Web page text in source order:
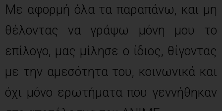
Με αφορμή όλα τα παραπάνω, και μη
θέλοντας να γράψω μόνη μου το
επίλογο, μας μίλησε ο ίδιος, θίγοντας
με την αμεσότητα του, κοινωνικά και
όχι μόνο ερωτήματα που γεννήθηκαν